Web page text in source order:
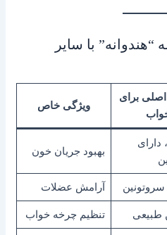
با سایر
برای
ویژگی خاص
دارای
بهبود جریان خون
سروتونین آرامش عضلات
طبیعی تنظیم چرخه خواب